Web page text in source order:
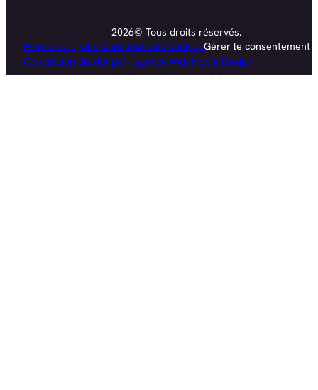
2026© Tous droits réservés.
Mentions légalesConfidentialitéCookiesGérer le consentement
Conception du site par l'agence web Hopla Design